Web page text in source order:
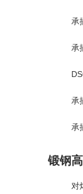
承
承
承
承
锻钢
对